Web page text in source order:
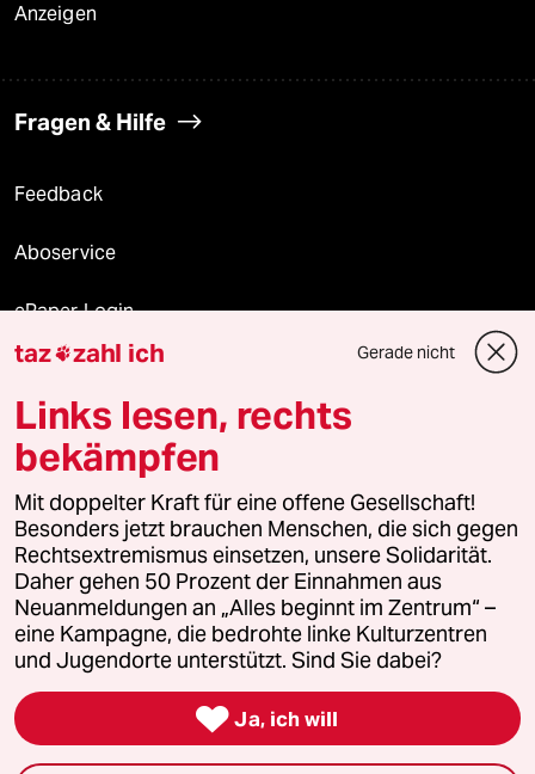
Anzeigen
Fragen & Hilfe
Feedback
Aboservice
ePaper Login
Downloads für Abonnierende
© 2026 taz Verlags und Vertriebs GmbH
Alle Rechte vorbehalten. Bei rechtlichen Fragen oder für Genehmigungen
wenden Sie sich bitte an
lizenzen@taz.de
Feedback Redaktionsstatut Kommune-Richtlinien
Leitlinie Informant Datenschutz Impressum AGB
Seitenwende Einwilligungen widerrufen (Ads)
taz zahl ich Gerade nicht
Links lesen, rechts
bekämpfen
Mit doppelter Kraft für eine offene Gesellschaft!
Besonders jetzt brauchen Menschen, die sich gegen
Rechtsextremismus einsetzen, unsere Solidarität.
Daher gehen 50 Prozent der Einnahmen aus
Neuanmeldungen an „Alles beginnt im Zentrum“ –
eine Kampagne, die bedrohte linke Kulturzentren
und Jugendorte unterstützt. Sind Sie dabei?
 Ja, ich will